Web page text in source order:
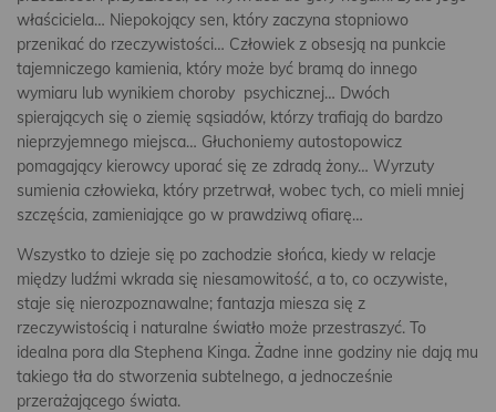
właściciela… Niepokojący sen, który zaczyna stopniowo
przenikać do rzeczywistości… Człowiek z obsesją na punkcie
tajemniczego kamienia, który może być bramą do innego
wymiaru lub wynikiem choroby psychicznej… Dwóch
spierających się o ziemię sąsiadów, którzy trafiają do bardzo
nieprzyjemnego miejsca… Głuchoniemy autostopowicz
pomagający kierowcy uporać się ze zdradą żony… Wyrzuty
sumienia człowieka, który przetrwał, wobec tych, co mieli mniej
szczęścia, zamieniające go w prawdziwą ofiarę…
Wszystko to dzieje się po zachodzie słońca, kiedy w relacje
między ludźmi wkrada się niesamowitość, a to, co oczywiste,
staje się nierozpoznawalne; fantazja miesza się z
rzeczywistością i naturalne światło może przestraszyć. To
idealna pora dla Stephena Kinga. Żadne inne godziny nie dają mu
takiego tła do stworzenia subtelnego, a jednocześnie
przerażającego świata.